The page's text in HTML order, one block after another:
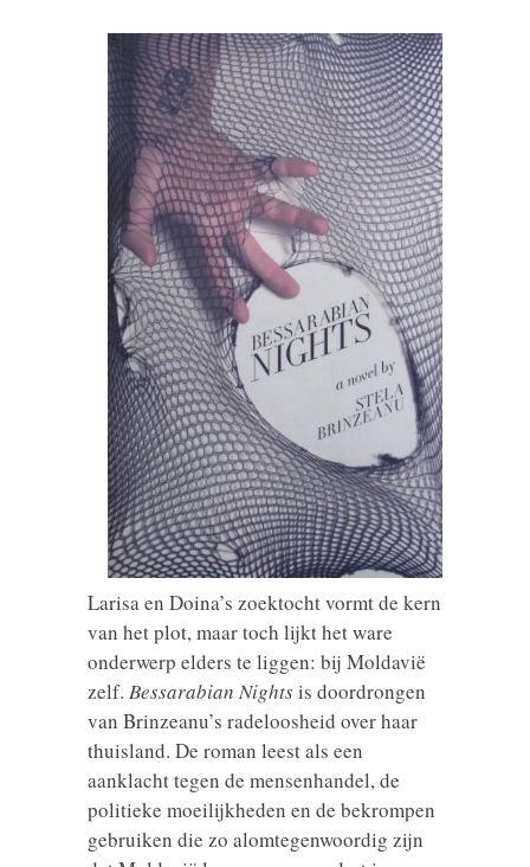
Larisa en Doina’s zoektocht vormt de kern
van het plot, maar toch lijkt het ware
onderwerp elders te liggen: bij Moldavië
zelf. Bessarabian Nightsis doordrongen
van Brinzeanu’s radeloosheid over haar
thuisland. De roman leest als een
aanklacht tegen de mensenhandel, de
politieke moeilijkheden en de bekrompen
gebruiken die zo alomtegenwoordig zijn